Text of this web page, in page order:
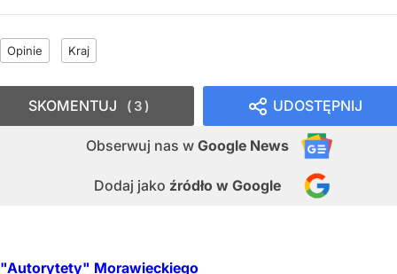
Opinie Kraj
UDOSTĘPNIJ
Obserwuj nas w Google News
Dodaj jako źródło w Google
SKOMENTUJ 3
"Autorytety" Morawieckiego